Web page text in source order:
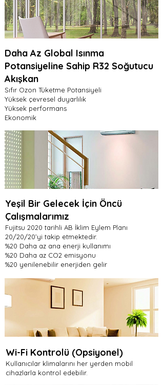
Daha Az Global Isınma
Potansiyeline Sahip R32 Soğutucu
Akışkan
Sıfır Ozon Tüketme Potansiyeli
Yüksek çevresel duyarlılık
Yüksek performans
Ekonomik
Yeşil Bir Gelecek İçin Öncü
Çalışmalarımız
Fujitsu 2020 tarihli AB İklim Eylem Planı
20/20/20’yi takip etmektedir.
%20 Daha az ana enerji kullanımı
%20 Daha az CO2 emisyonu
%20 yenilenebilir enerjiden gelir
Wi-Fi Kontrolü (Opsiyonel)
Kullanıcılar klimalarını her yerden mobil
cihazlarla kontrol edebilir.